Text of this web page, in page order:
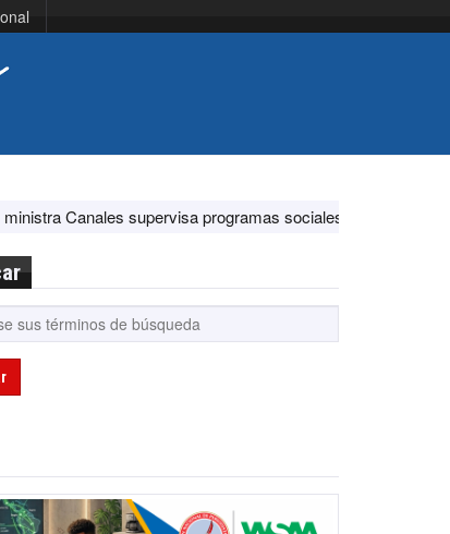
supervisa programas sociales y acciones ante El Niño